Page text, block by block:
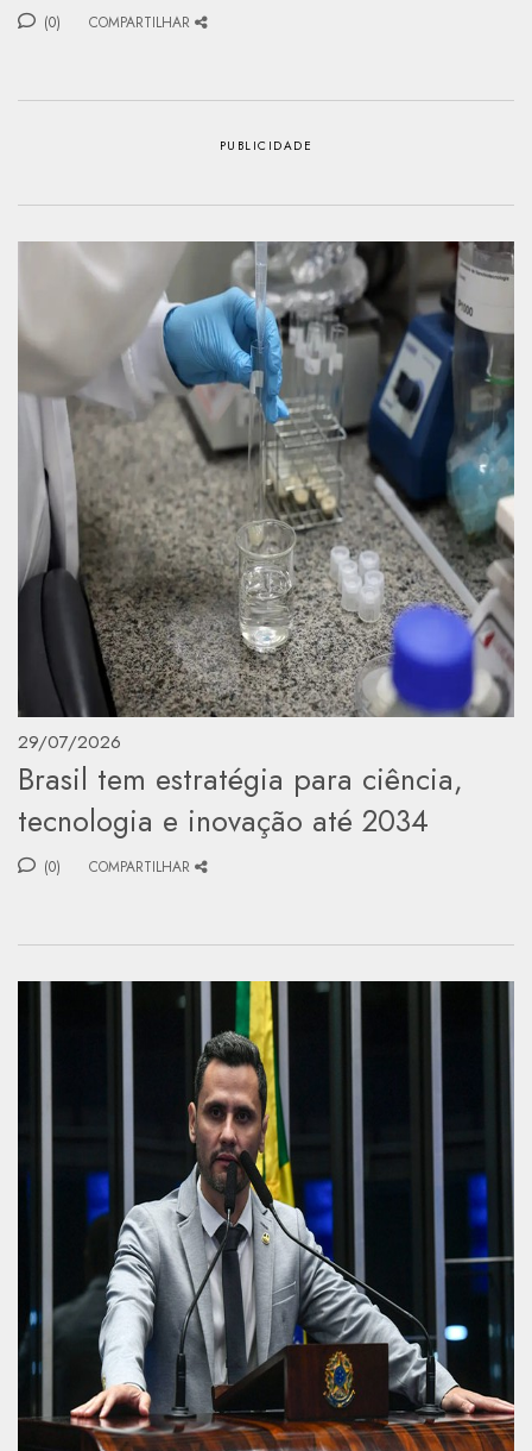
(0) COMPARTILHAR
29/07/2026
Brasil tem estratégia para ciência,
tecnologia e inovação até 2034
(0) COMPARTILHAR